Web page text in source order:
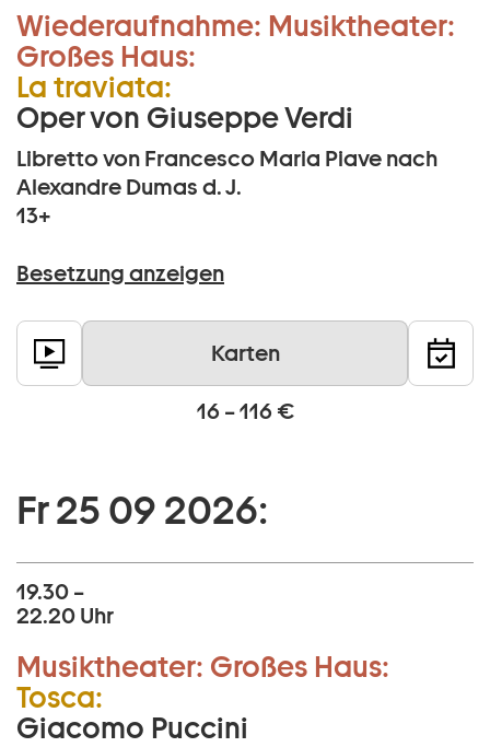
Wiederaufnahme: Musiktheater:
Großes Haus:
La traviata:
Oper von Giuseppe Verdi
Libretto von Francesco Maria Piave nach
Alexandre Dumas d. J.
13+
Besetzung anzeigen
Karten
16 – 116 €
Fr 25 09 2026:
19.30 –
22.20 Uhr
Musiktheater: Großes Haus:
Tosca:
Giacomo Puccini